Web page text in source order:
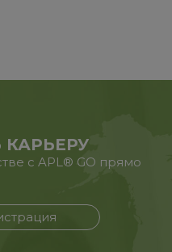
КАРЬЕРУ
с APL® GO прямо